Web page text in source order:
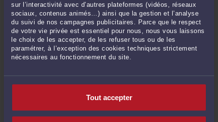
sur l’interactivité avec d’autres plateformes (vidéos, réseaux
sociaux, contenus animés…) ainsi que la gestion et l’analyse
du suivi de nos campagnes publicitaires. Parce que le respect
de votre vie privée est essentiel pour nous, nous vous laissons
le choix de les accepter, de les refuser tous ou de les
paramétrer, à l’exception des cookies techniques strictement
nécessaires au fonctionnement du site.
Tout accepter
Derniers commentaires
distinguer le bien-fondé de "fait" ... »
Le 11 mai 2026 à 18:28surLe demandeur doit-il établir ...
Mme Clairehar557Ris CLAIRE HARRIS :« Cet arrêt de la Cour de cassation du 17
décembre 2025 est une illustration ... »